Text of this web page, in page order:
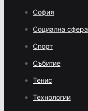
София
Социална сфера
Спорт
Събитие
Тенис
Технологии